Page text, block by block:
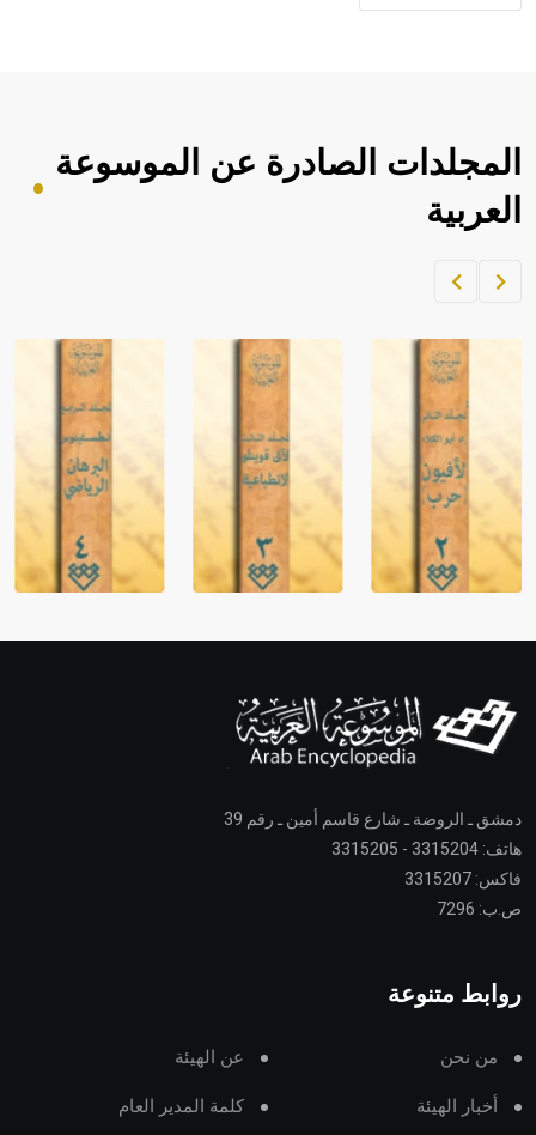
المجلدات الصادرة عن الموسوعة
العربية
دمشق ـ الروضة ـ شارع قاسم أمين ـ رقم 39
هاتف: 3315204 - 3315205
فاكس: 3315207
ص.ب: 7296
روابط متنوعة
من نحن عن الهيئة
أخبار الهيئة كلمة المدير العام